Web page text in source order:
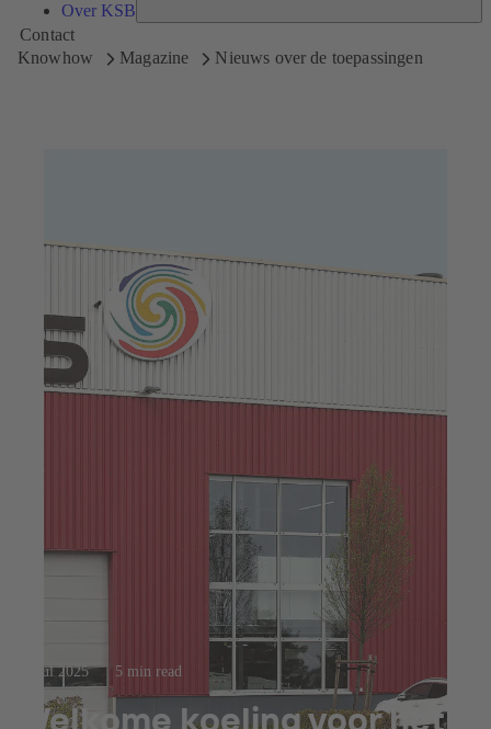
Over KSB
Contact
Knowhow
Magazine Nieuws over de toepassingen
23 jul 2025 5 min read
Welkome koeling voor het